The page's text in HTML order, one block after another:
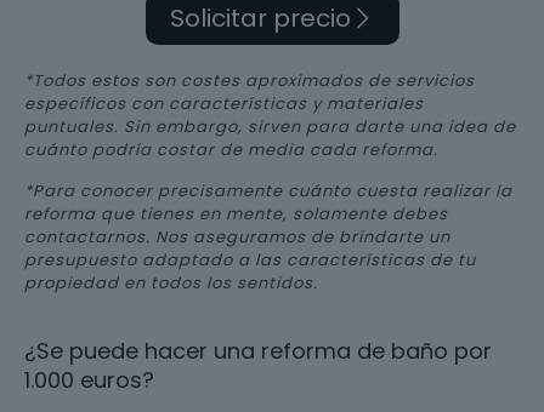
Solicitar precio
*Todos estos son costes aproximados de servicios
específicos con características y materiales
puntuales. Sin embargo, sirven para darte una idea de
cuánto podría costar de media cada reforma.
*Para conocer precisamente cuánto cuesta realizar la
reforma que tienes en mente, solamente debes
contactarnos. Nos aseguramos de brindarte un
presupuesto adaptado a las características de tu
propiedad en todos los sentidos.
¿Se puede hacer una reforma de baño por
1.000 euros?